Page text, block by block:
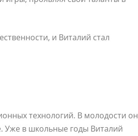
и Виталий стал
технологий. В молодости он
Уже в школьные годы Виталий